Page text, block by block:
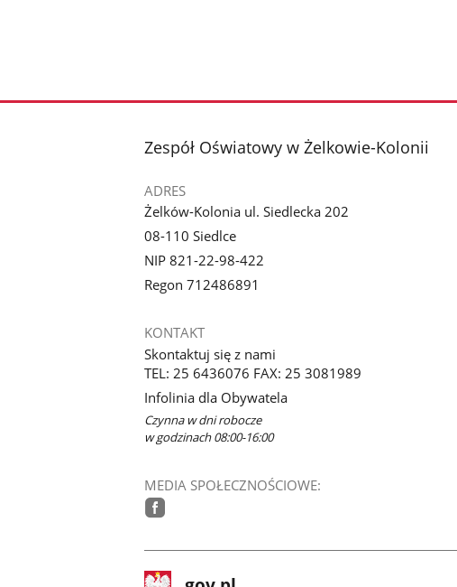
stopka
Zespół Oświatowy w Żelkowie-Kolonii
ADRES
Żelków-Kolonia ul. Siedlecka 202
08-110 Siedlce
NIP 821-22-98-422
Regon 712486891
KONTAKT
Skontaktuj się z nami
TEL: 25 6436076 FAX: 25 3081989
Infolinia dla Obywatela
Czynna w dni robocze
w godzinach 08:00-16:00
MEDIA SPOŁECZNOŚCIOWE:
stopka